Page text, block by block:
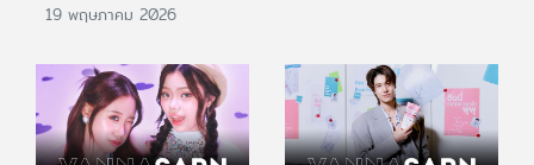
19 พฤษภาคม 2026